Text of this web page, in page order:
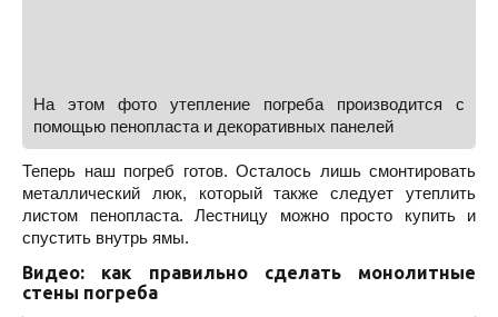
На этом фото утепление погреба производится с
помощью пенопласта и декоративных панелей
Теперь наш погреб готов. Осталось лишь смонтировать
металлический люк, который также следует утеплить
листом пенопласта. Лестницу можно просто купить и
спустить внутрь ямы.
Видео: как правильно сделать монолитные
стены погреба